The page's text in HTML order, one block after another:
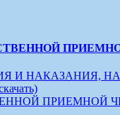
ПРИЕМНОЙ
И НАКАЗАНИЯ,
ПРИЕМНОЙ